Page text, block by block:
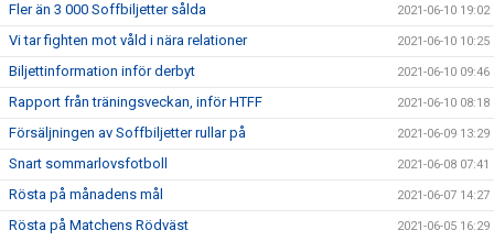
Fler än 3 000 Soffbiljetter sålda 2021-06-10 19:02
Vi tar fighten mot våld i nära relationer 2021-06-10 10:25
Biljettinformation inför derbyt 2021-06-10 09:46
Rapport från träningsveckan, inför HTFF 2021-06-10 08:18
Försäljningen av Soffbiljetter rullar på 2021-06-09 13:29
Snart sommarlovsfotboll 2021-06-08 07:41
Rösta på månadens mål 2021-06-07 14:27
Rösta på Matchens Rödväst 2021-06-05 16:29